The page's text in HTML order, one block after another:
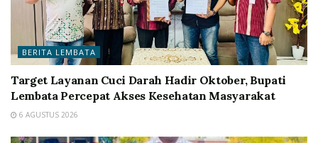
BERITA LEMBATA
Target Layanan Cuci Darah Hadir Oktober, Bupati
Lembata Percepat Akses Kesehatan Masyarakat
6 AGUSTUS 2026